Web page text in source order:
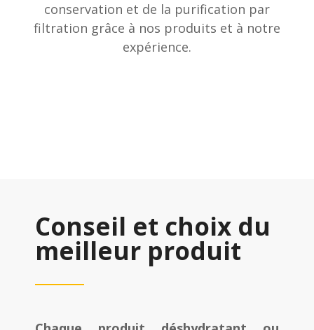
conservation et de la purification par
filtration grâce à nos produits et à notre
expérience.
Conseil et choix du
meilleur produit